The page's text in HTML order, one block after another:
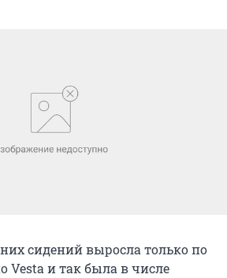
сидений выросла только по
Vesta и так была в числе